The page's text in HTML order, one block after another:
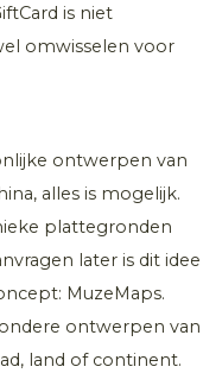
is niet
omwisselen voor
ontwerpen van
alles is mogelijk.
plattegronden
later is dit idee
MuzeMaps.
ontwerpen van
land of continent.